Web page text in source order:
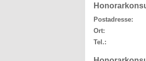
Postadresse:
Ort:
Tel.: